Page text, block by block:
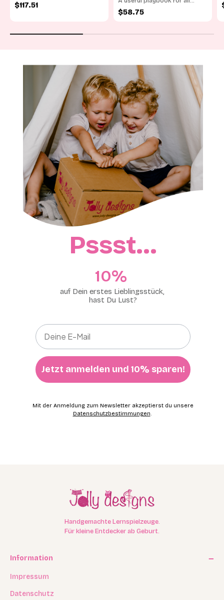
arithmetic is fun.
Sale price
$117.51
friends of large vehicles
Sale price
$58.75
Pssst…
10%​
auf Dein erstes Lieblingsstück,
hast Du Lust?
Jetzt anmelden und 10% sparen!
Mit der Anmeldung zum Newsletter akzeptierst du unsere
Datenschutzbestimmungen.
Handgemachte Lernspielzeuge.
Für kleine Entdecker ab Geburt.
Information
Impressum
Datenschutz